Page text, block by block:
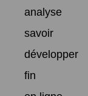
analyse
savoir
développer
fin